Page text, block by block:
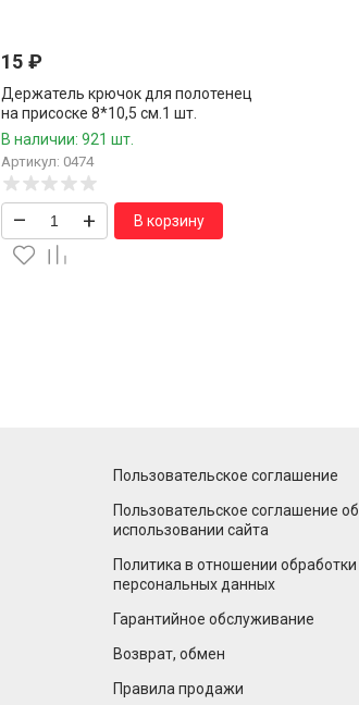
15₽
Держатель крючок для полотенец
на присоске 8*10,5 см.1 шт.
В наличии: 921 шт.
Артикул: 0474
– + В корзину
Пользовательское соглашение
Пользовательское соглашение об
использовании сайта
Политика в отношении обработки
персональных данных
Гарантийное обслуживание
Возврат, обмен
Правила продажи